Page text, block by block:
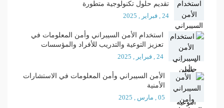
تقديم حلول تكنولوجية متطورة
24 , فبراير , 2025
استخدام الأمن السيبراني وأمن المعلومات في
تعزيز التوعية والتدريب للأفراد والمؤسسات
24 , فبراير , 2025
الأمن السيبراني وأمن المعلومات في الاستشارات
الأمنية
05 , مارس , 2025